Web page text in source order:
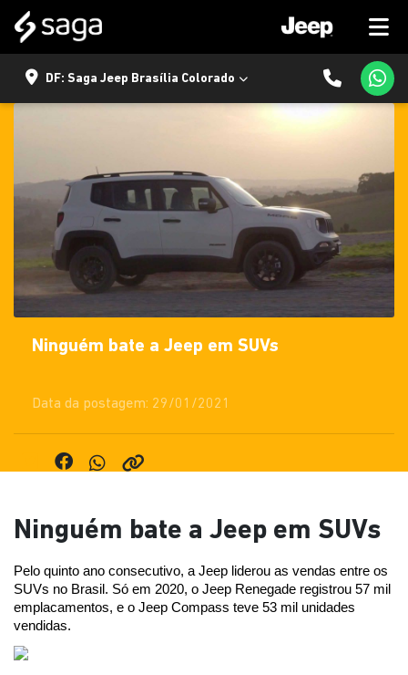
DF: Saga Jeep Brasília Colorado
Ninguém bate a Jeep em SUVs
Data da postagem: 29/01/2021
Ninguém bate a Jeep em SUVs
Pelo quinto ano consecutivo, a Jeep liderou as vendas entre os
SUVs no Brasil. Só em 2020, o Jeep Renegade registrou 57 mil
emplacamentos, e o Jeep Compass teve 53 mil unidades
vendidas.